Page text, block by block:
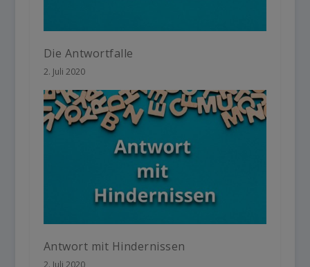
Die Antwortfalle
2. Juli 2020
Antwort mit Hindernissen
2. Juli 2020